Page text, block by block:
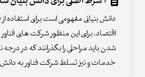
دانش بنیانی مفهومی است برای استفاده از
اقتصاد، برای این منظور شرکت های
شدن باید مراحلی را بگذرانند که در
خدمات و نیز تسلط شرکت فناور به